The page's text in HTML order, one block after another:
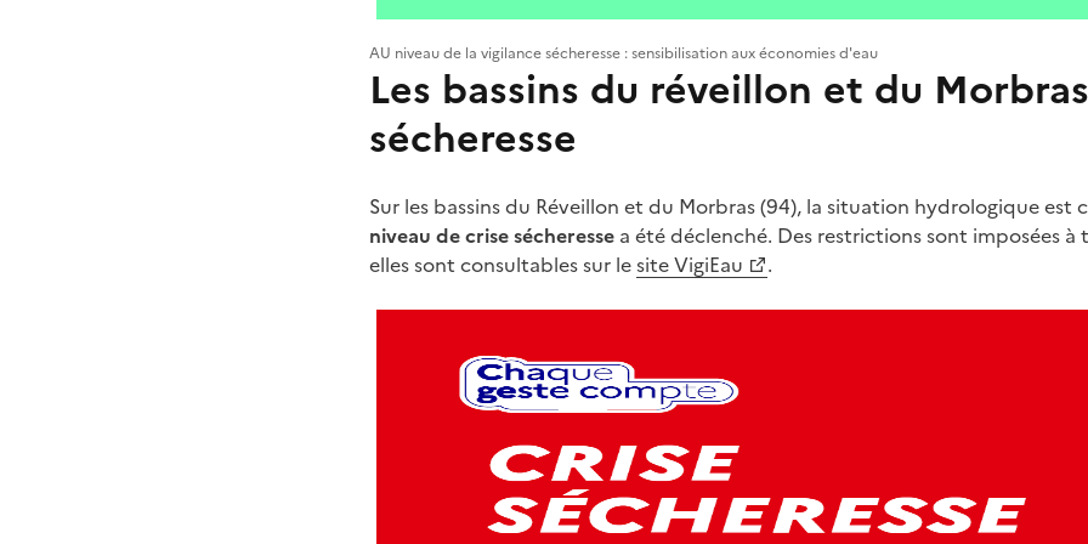
AU niveau de la vigilance sécheresse : sensibilisation aux économies d'eau
Les bassins du réveillon et du
sécheresse
Sur les bassins du Réveillon et du Morbras (94), la situation hydrologique
niveau de crise sécheresse a été déclenché. Des restrictions sont imposées à
elles sont consultables sur lesite VigiEau .